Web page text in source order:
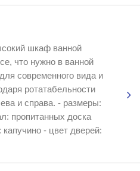
шкаф ванной
что нужно в ванной
современного вида и
ротатабельности
и справа. - размеры:
пропитанных доска
- цвет дверей: